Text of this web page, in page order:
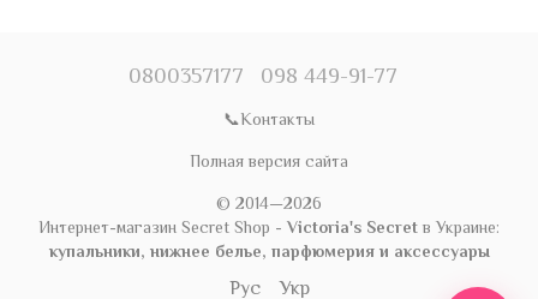
0800357177 098 449-91-77
📞Контакты
Полная версия сайта
© 2014—2026
Интернет-магазин Secret Shop - Victoria's Secret в Украине:
купальники, нижнее белье, парфюмерия и аксессуары
Рус Укр